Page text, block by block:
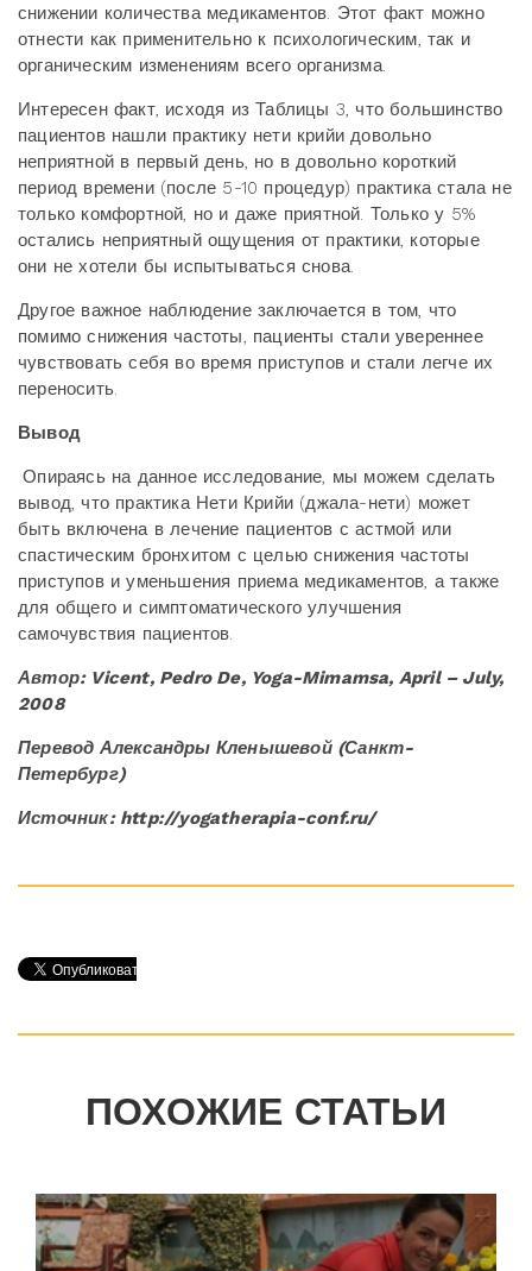
снижении количества медикаментов. Этот факт можно
отнести как применительно к психологическим, так и
органическим изменениям всего организма.
Интересен факт, исходя из Таблицы 3, что большинство
пациентов нашли практику нети крийи довольно
неприятной в первый день, но в довольно короткий
период времени (после 5-10 процедур) практика стала не
только комфортной, но и даже приятной. Только у 5%
остались неприятный ощущения от практики, которые
они не хотели бы испытываться снова.
Другое важное наблюдение заключается в том, что
помимо снижения частоты, пациенты стали увереннее
чувствовать себя во время приступов и стали легче их
переносить.
Вывод
Опираясь на данное исследование, мы можем сделать
вывод, что практика Нети Крийи (джала-нети) может
быть включена в лечение пациентов с астмой или
спастическим бронхитом с целью снижения частоты
приступов и уменьшения приема медикаментов, а также
для общего и симптоматического улучшения
самочувствия пациентов.
Автор: Vicent, Pedro De, Yoga-Mimamsa, April – July,
2008
Перевод Александры Кленышевой (Санкт-
Петербург)
Источник: http://yogatherapia-conf.ru/
ПОХОЖИЕ СТАТЬИ